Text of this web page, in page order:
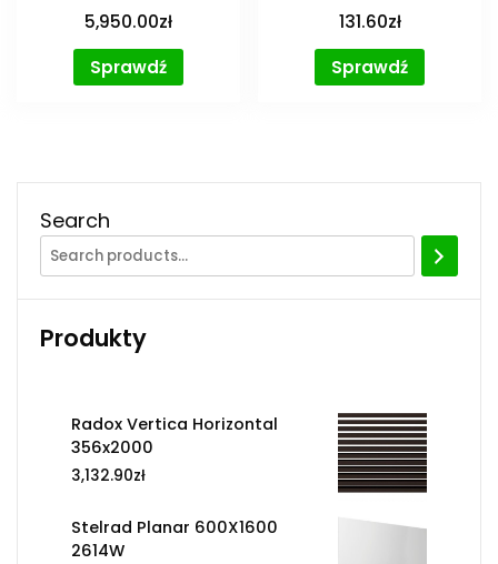
5,950.00zł
Sprawdź
131.60zł
Sprawdź
Search
Produkty
Radox Vertica Horizontal
356x2000
3,132.90zł
Stelrad Planar 600X1600
2614W